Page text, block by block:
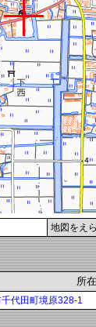
地図をえ
所
代田町境原328-1